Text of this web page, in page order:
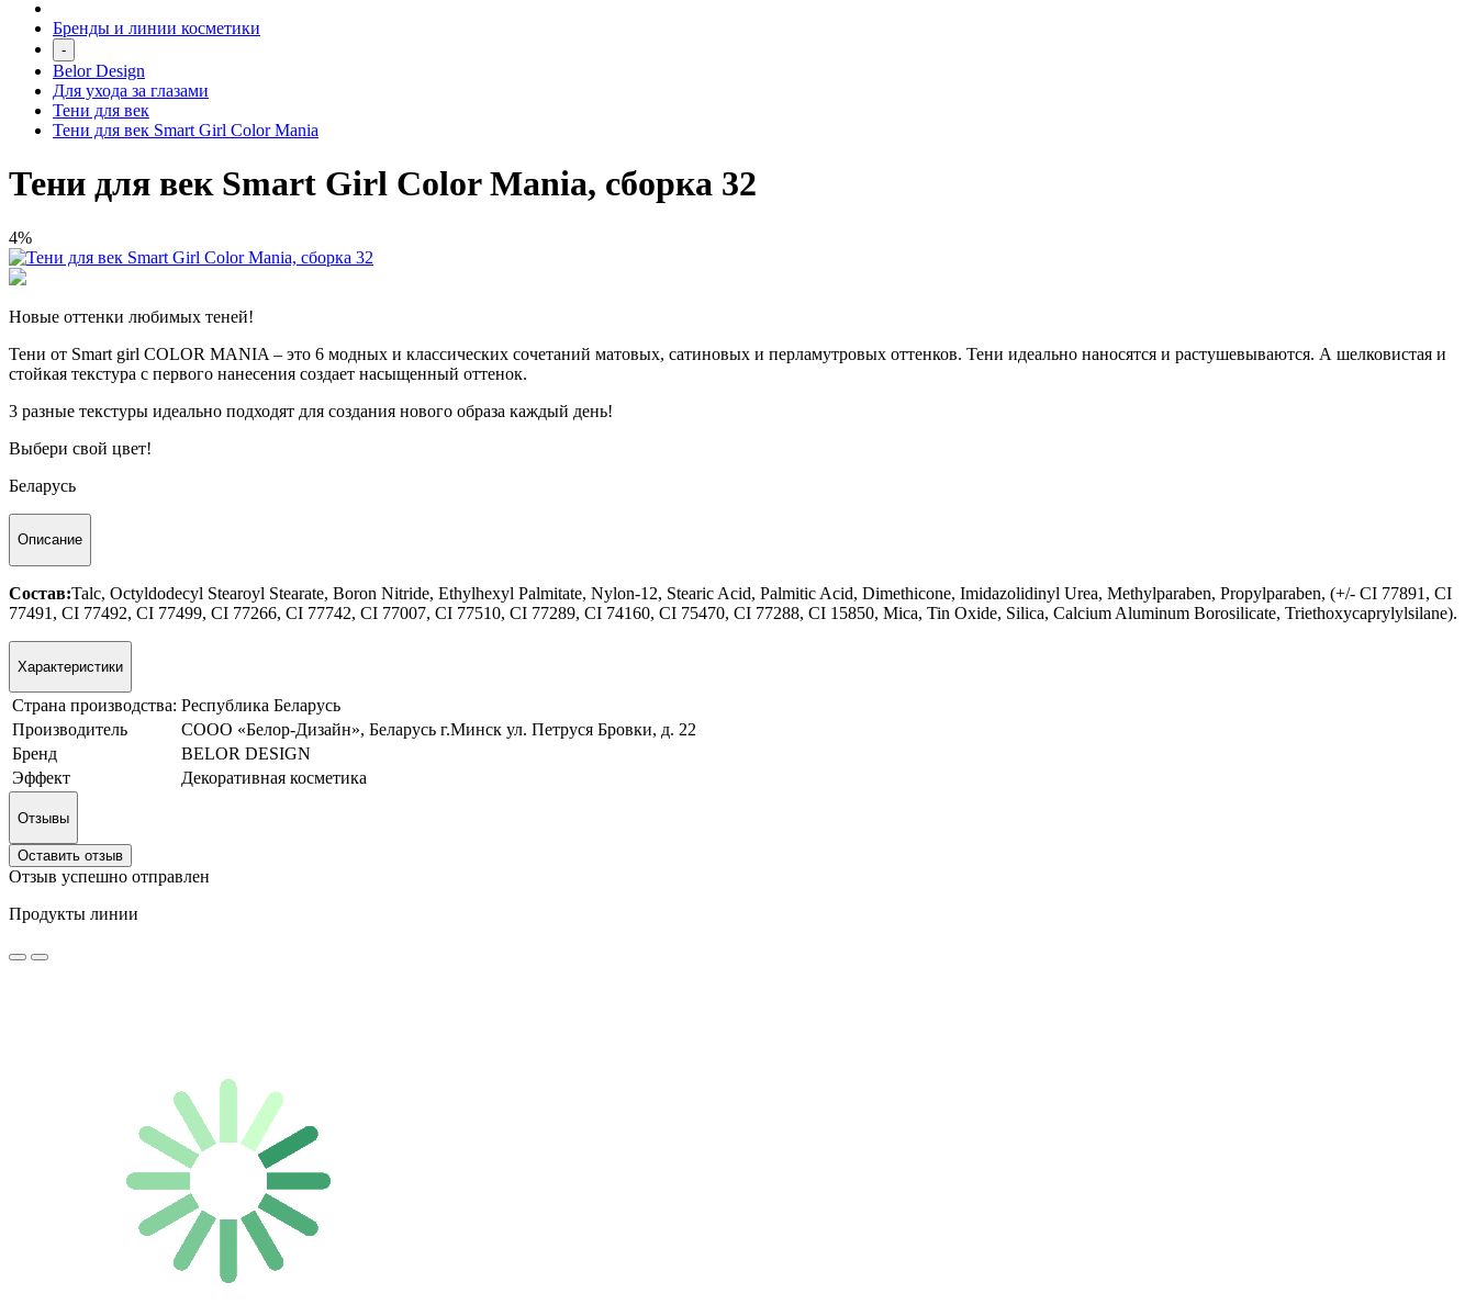
Бренды и линии косметики
-
Belor Design
Для ухода за глазами
Тени для век
Тени для век Smart Girl Color Mania
Тени для век Smart Girl Color Mania, сборка 32
4%
Новые оттенки любимых теней!
Тени от Smart girl COLOR MANIA – это 6 модных и классических сочетаний матовых, сатиновых и перламутровых оттенков. Тени идеально наносятся и растушевываются. А шелковистая и
стойкая текстура с первого нанесения создает насыщенный оттенок.
3 разные текстуры идеально подходят для создания нового образа каждый день!
Выбери свой цвет!
Беларусь
Описание
Состав:Talc, Octyldodecyl Stearoyl Stearate, Boron Nitride, Ethylhexyl Palmitate, Nylon-12, Stearic Acid, Palmitic Acid, Dimethicone, Imidazolidinyl Urea, Methylparaben, Propylparaben, (+/- CI 77891, CI
77491, CI 77492, CI 77499, CI 77266, CI 77742, CI 77007, CI 77510, CI 77289, CI 74160, CI 75470, CI 77288, CI 15850, Mica, Tin Oxide, Silica, Calcium Aluminum Borosilicate, Triethoxycaprylylsilane).
Характеристики
Страна производства: Республика Беларусь
Производитель
СООО «Белор-Дизайн», Беларусь г.Минск ул. Петруся Бровки, д. 22
Бренд
BELOR DESIGN
Эффект
Декоративная косметика
Отзывы
Оставить отзыв
Отзыв успешно отправлен
Продукты линии